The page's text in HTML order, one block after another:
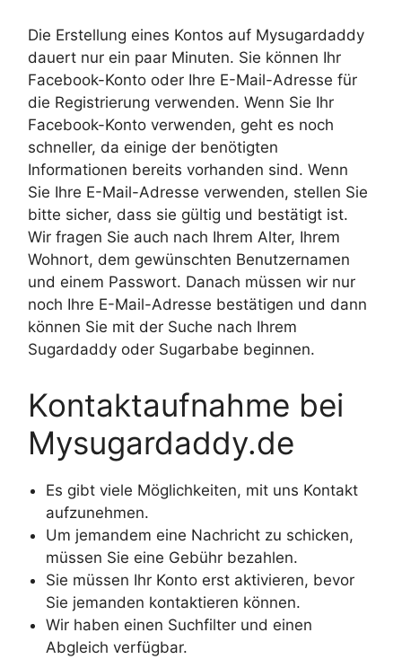
Die Erstellung eines Kontos auf Mysugardaddy
dauert nur ein paar Minuten. Sie können Ihr
Facebook-Konto oder Ihre E-Mail-Adresse für
die Registrierung verwenden. Wenn Sie Ihr
Facebook-Konto verwenden, geht es noch
schneller, da einige der benötigten
Informationen bereits vorhanden sind. Wenn
Sie Ihre E-Mail-Adresse verwenden, stellen Sie
bitte sicher, dass sie gültig und bestätigt ist.
Wir fragen Sie auch nach Ihrem Alter, Ihrem
Wohnort, dem gewünschten Benutzernamen
und einem Passwort. Danach müssen wir nur
noch Ihre E-Mail-Adresse bestätigen und dann
können Sie mit der Suche nach Ihrem
Sugardaddy oder Sugarbabe beginnen.
Kontaktaufnahme bei
Mysugardaddy.de
Es gibt viele Möglichkeiten, mit uns Kontakt
aufzunehmen.
Um jemandem eine Nachricht zu schicken,
müssen Sie eine Gebühr bezahlen.
Sie müssen Ihr Konto erst aktivieren, bevor
Sie jemanden kontaktieren können.
Wir haben einen Suchfilter und einen
Abgleich verfügbar.